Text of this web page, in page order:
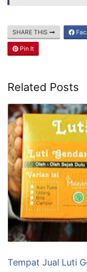
SHARE THIS
Pin It
Related Posts
Tempat Jual Luti